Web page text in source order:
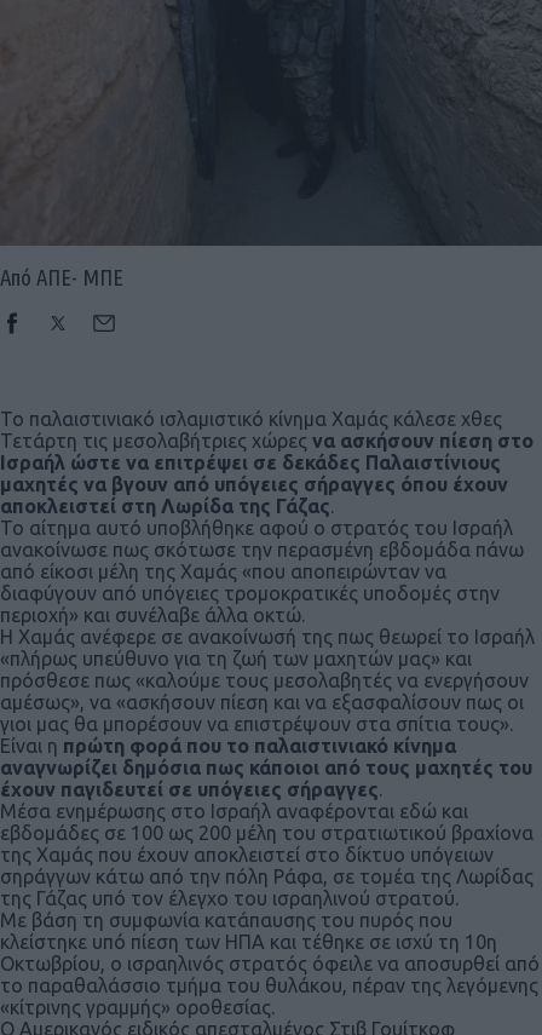
Social
Από ΑΠΕ- ΜΠΕ
Το παλαιστινιακό ισλαμιστικό κίνημα Χαμάς κάλεσε χθες
Τετάρτη τις μεσολαβήτριες χώρες να ασκήσουν πίεση στο
Ισραήλ ώστε να επιτρέψει σε δεκάδες Παλαιστίνιους
μαχητές να βγουν από υπόγειες σήραγγες όπου έχουν
αποκλειστεί στη Λωρίδα της Γάζας.
Το αίτημα αυτό υποβλήθηκε αφού ο στρατός του Ισραήλ
ανακοίνωσε πως σκότωσε την περασμένη εβδομάδα πάνω
από είκοσι μέλη της Χαμάς «που αποπειρώνταν να
διαφύγουν από υπόγειες τρομοκρατικές υποδομές στην
περιοχή» και συνέλαβε άλλα οκτώ.
Η Χαμάς ανέφερε σε ανακοίνωσή της πως θεωρεί το Ισραήλ
«πλήρως υπεύθυνο για τη ζωή των μαχητών μας» και
πρόσθεσε πως «καλούμε τους μεσολαβητές να ενεργήσουν
αμέσως», να «ασκήσουν πίεση και να εξασφαλίσουν πως οι
γιοι μας θα μπορέσουν να επιστρέψουν στα σπίτια τους».
Είναι η πρώτη φορά που το παλαιστινιακό κίνημα
αναγνωρίζει δημόσια πως κάποιοι από τους μαχητές του
έχουν παγιδευτεί σε υπόγειες σήραγγες.
Μέσα ενημέρωσης στο Ισραήλ αναφέρονται εδώ και
εβδομάδες σε 100 ως 200 μέλη του στρατιωτικού βραχίονα
της Χαμάς που έχουν αποκλειστεί στο δίκτυο υπόγειων
σηράγγων κάτω από την πόλη Ράφα, σε τομέα της Λωρίδας
της Γάζας υπό τον έλεγχο του ισραηλινού στρατού.
Με βάση τη συμφωνία κατάπαυσης του πυρός που
κλείστηκε υπό πίεση των ΗΠΑ και τέθηκε σε ισχύ τη 10η
Οκτωβρίου, ο ισραηλινός στρατός όφειλε να αποσυρθεί από
το παραθαλάσσιο τμήμα του θυλάκου, πέραν της λεγόμενης
«κίτρινης γραμμής» οροθεσίας.
Ο Αμερικανός ειδικός απεσταλμένος Στιβ Γουίτκοφ